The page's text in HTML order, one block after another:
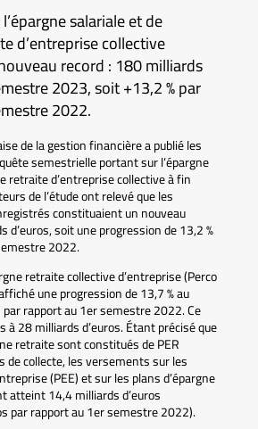
salariale et de
d’entreprise collective
record : 180 milliards
2023, soit +13,2 % par
2022.
de la gestion financière a publié les
semestrielle portant sur l’épargne
retraite d’entreprise collective à fin
de l’étude ont relevé que les
constituaient un nouveau
d’euros, soit une progression de 13,2 %
2022.
retraite collective d’entreprise (Perco
une progression de 13,7 % au
rapport au 1er semestre 2022. Ce
à 28 milliards d’euros. Étant précisé que
retraite sont constitués de PER
de collecte, les versements sur les
(PEE) et sur les plans d’épargne
atteint 14,4 milliards d’euros
par rapport au 1er semestre 2022).